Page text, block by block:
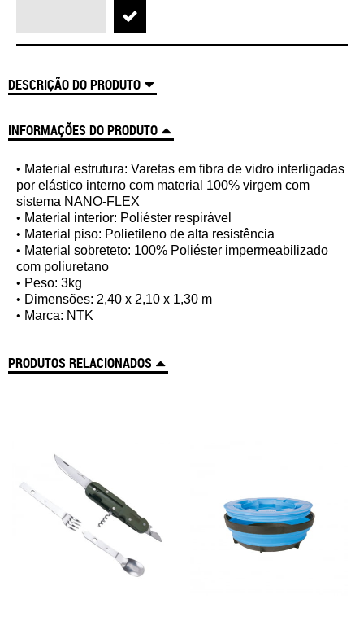
DESCRIÇÃO DO PRODUTO
INFORMAÇÕES DO PRODUTO
• Material estrutura: Varetas em fibra de vidro interligadas
por elástico interno com material 100% virgem com
sistema NANO-FLEX
• Material interior: Poliéster respirável
• Material piso: Polietileno de alta resistência
• Material sobreteto: 100% Poliéster impermeabilizado
com poliuretano
• Peso: 3kg
• Dimensões: 2,40 x 2,10 x 1,30 m
• Marca: NTK
PRODUTOS RELACIONADOS